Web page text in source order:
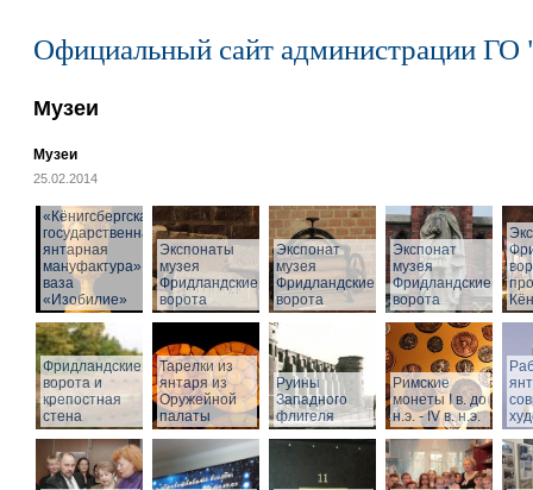
Официальный сайт администрации ГО
Музеи
Музеи
25.02.2014
«Кёнигсбергская
государственная
янтарная
мануфактура» -
ваза
«Изобилие»
Экспонаты
музея
Фридландские
ворота
Экспонат
музея
Фридландские
ворота
Экспонат
музея
Фридландские
ворота
Фридландские
ворота и
крепостная
стена
Тарелки из
янтаря из
Оружейной
палаты
Руины
Западного
флигеля
Римские
монеты I в. до
н.э. - IV в. н.э.